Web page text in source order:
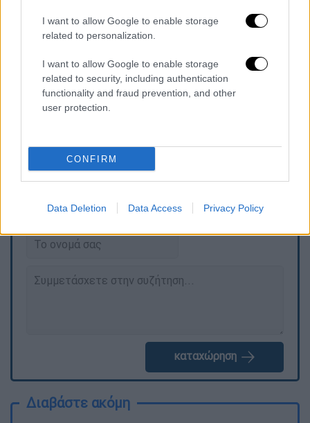
I want to allow Google to enable storage
related to personalization.
I want to allow Google to enable storage
related to security, including authentication
functionality and fraud prevention, and other
user protection.
CONFIRM
Data Deletion Data Access Privacy Policy
υπάρχουν στοιχεία ότι επρόκειτο για
ανθρωποκτονία. Και μέχρι σήμερα δεν
έχουμε στοιχεία που να λένε ότι ο πελάτης
μας χρησιμοποίησε το τηλέφωνο της
συζύγου του ή έστειλε το email».
ΕΘΝΟΣ θα παρεμβαίνει και τα προσβλητικά σχόλια θα
διαγράφονται
καταχώρηση
Διαβάστε ακόμη